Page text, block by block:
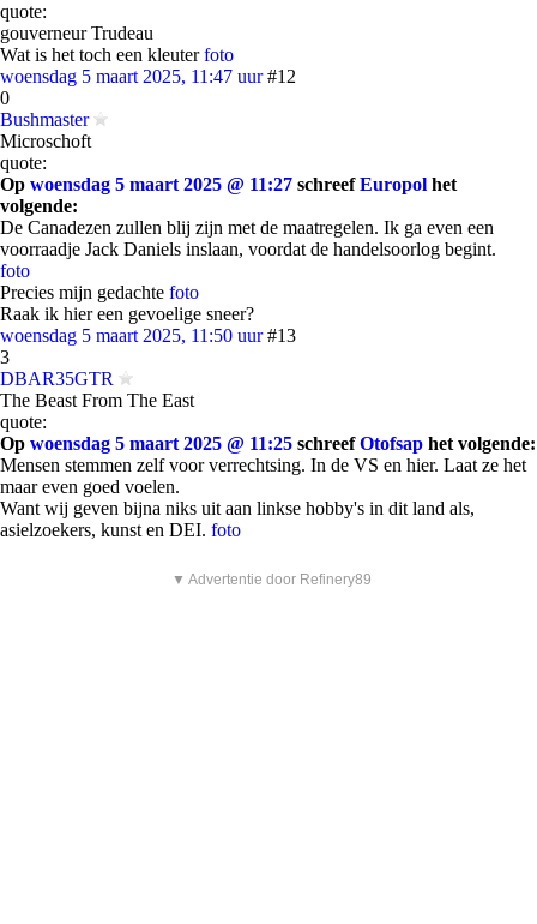
quote:
gouverneur Trudeau
Wat is het toch een kleuterfoto
woensdag 5 maart 2025, 11:47 uur #12
0
Bushmaster
Microschoft
quote:
Op woensdag 5 maart 2025 @ 11:27 schreefEuropol het
volgende:
De Canadezen zullen blij zijn met de maatregelen. Ik ga even een
voorraadje Jack Daniels inslaan, voordat de handelsoorlog begint.
foto
Precies mijn gedachte foto
Raak ik hier een gevoelige sneer?
woensdag 5 maart 2025, 11:50 uur #13
3
DBAR35GTR
The Beast From The East
quote:
Op woensdag 5 maart 2025 @ 11:25 schreefOtofsap het volgende:
Mensen stemmen zelf voor verrechtsing. In de VS en hier. Laat ze het
maar even goed voelen.
Want wij geven bijna niks uit aan linkse hobby's in dit land als,
asielzoekers, kunst en DEI. foto
▼ Advertentie door Refinery89